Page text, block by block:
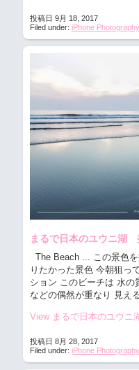
投稿日 9月 18, 2017
Filed under: iPhone Photography
まるで日本のユウニ湖
The Beach ... この景色
りたかった景色 今朝狙っ
ション このビーチは 水の
などの偶然が重なり 見え
View まるで日本のユウ
投稿日 8月 28, 2017
Filed under: iPhone Photography